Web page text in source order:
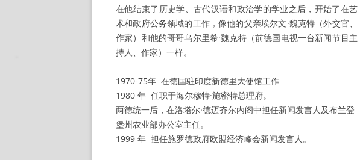
在他结束了历史学、古代汉语和政治学的学业之后，开始了在艺
术和政府公务领域的工作，像他的父亲埃尔文·魏克特（外交官、
作家）和他的哥哥乌尔里希·魏克特（前德国电视一台新闻节目主
持人、作家）一样。
1970-75年 在德国驻印度新德里大使馆工作
1980 年 任职于海尔穆特·施密特总理府。
两德统一后，在洛塔尔·德迈齐尔内阁中担任新闻发言人及布兰登
堡州农业部办公室主任。
1999 年 担任施罗德政府欧盟经济峰会新闻发言人。